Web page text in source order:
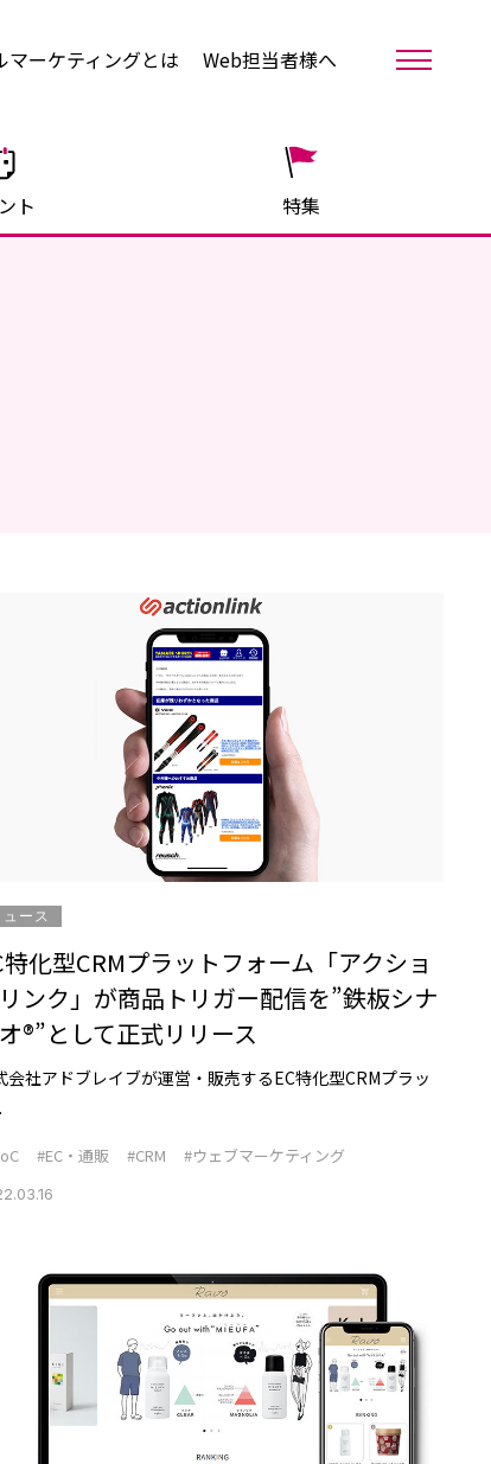
マーケティングとは Web担当者様へ
ト 特集
ュース
特化型CRMプラットフォーム「アクショ
ンク」が商品トリガー配信を”鉄板シナ
®”として正式リリース
会社アドブレイブが運営・販売するEC特化型CRMプラッ
#EC・通販 #CRM #ウェブマーケティング